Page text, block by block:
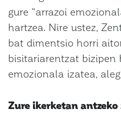
gure “arrazoi
hartzea. Nire ustez,
bat dimentsio horri
bisitariarentzat
emozionala izatea,
Zure ikerketan